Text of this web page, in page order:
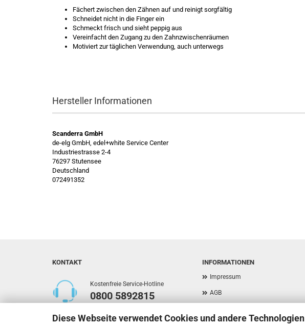
Diese Webseite verwendet Cookies und andere Technologien
Fächert zwischen den Zähnen auf und reinigt sorgfältig
Schneidet nicht in die Finger ein
Schmeckt frisch und sieht peppig aus
Vereinfacht den Zugang zu den Zahnzwischenräumen
Motiviert zur täglichen Verwendung, auch unterwegs
Hersteller Informationen
Scanderra GmbH
de-elg GmbH, edel+white Service Center
Industriestrasse 2-4
76297 Stutensee
Deutschland
072491352
INFORMATIONEN
Impressum
AGB
KONTAKT
Kostenfreie Service-Hotline
0800 5892815